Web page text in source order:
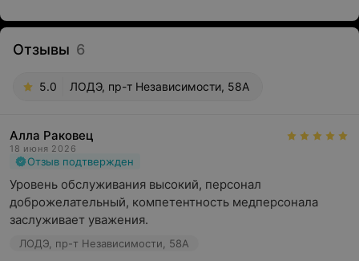
Отзывы 6
5.0 ЛОДЭ, пр-т Независимости, 58А
Алла Раковец
18 июня 2026
Отзыв подтвержден
Уровень обслуживания высокий, персонал
доброжелательный, компетентность медперсонала
заслуживает уважения.
ЛОДЭ, пр-т Независимости, 58А